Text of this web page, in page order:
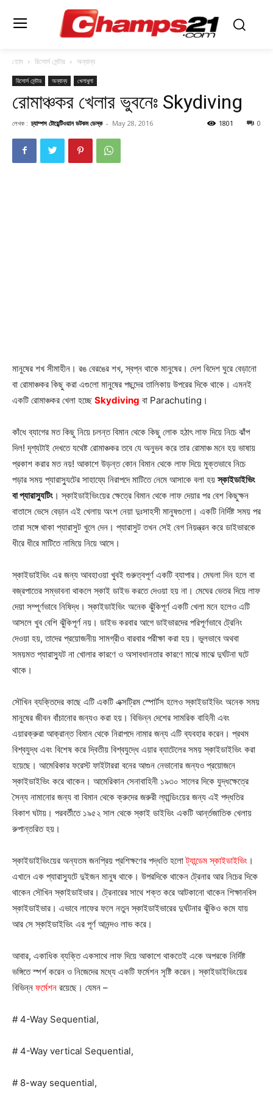
হোম রিসোর্স সেন্টার অন্যান্য
রিসোর্স সেন্টার অন্যান্য খেলাধুলা
রোমাঞ্চকর খেলার ভুবনেঃ Skydiving
লেখক : চ্যাম্পস টোয়েন্টিওয়ান ডটকম ডেস্ক - May 28, 2016 0
1801
মানুষের শখ সীমাহীন। রঙ বেরঙের শখ, স্বপ্ন থাকে মানুষের। দেশ বিদেশ ঘুরে বেড়ানো
বা রোমাঞ্চকর কিছু করা এগুলো মানুষের পছন্দের তালিকায় উপরের দিকে থাকে। এমনই
একটি রোমাঞ্চকর খেলা হচ্ছে Skydiving বা Parachuting।
কাঁধে ব্যাগের মত কিছু নিয়ে চলন্ত বিমান থেকে কিছু লোক হঠাৎ লাফ দিয়ে নিচে ঝাঁপ
দিল! দৃশ্যটাই দেখতে যথেষ্ট রোমাঞ্চকর তবে যে অনুভব করে তার রোমাঞ্চ মনে হয় ভাষায়
প্রকাশ করার মত নয়! আকাশে উড়ন্ত কোন বিমান থেকে লাফ দিয়ে মুক্তভাবে নিচে
পড়ার সময় প্যারাস্যুটের সাহায্যে নিরাপদে মাটিতে নেমে আসাকে বলা হয়স্কাইডাইভিং
বা প্যারাস্যুটিং । স্কাইডাইভিংয়ের ক্ষেত্রে বিমান থেকে লাফ দেয়ার পর বেশ কিছুক্ষন
বাতাসে ভেসে বেড়ান এই খেলায় অংশ নেয়া দুঃসাহসী মানুষগুলো। একটি নির্দিষ্ট সময় পর
তারা সঙ্গে থাকা প্যারাসুট খুলে দেন। প্যারাসুট তখন সেই বেগ নিয়ন্ত্রন করে ডাইভারকে
ধীরে ধীরে মাটিতে নামিয়ে নিয়ে আসে।
স্কাইডাইভিং এর জন্য আবহাওয়া খুবই গুরুত্বপূর্ণ একটি ব্যাপার। মেঘলা দিন হলে বা
বজ্রপাতের সম্ভাবনা থাকলে স্কাই ডাইভ করতে দেওয়া হয় না। মেঘের ভেতর দিয়ে লাফ
দেয়া সম্পূর্ণভাবে নিষিদ্ধ। স্কাইডাইভিং অনেক ঝুঁকিপূর্ণ একটি খেলা মনে হলেও এটি
আসলে খুব বেশি ঝুঁকিপূর্ণ নয়। ডাইভ করবার আগে ডাইভারদের পরিপূর্ণভাবে ট্রেনিং
দেওয়া হয়, তাদের প্রয়োজনীয় সামগ্রীও বারবার পরীক্ষা করা হয়। ভুলভাবে অথবা
সময়মত প্যারাস্যুট না খোলার কারণে ও অসাবধানতার কারণে মাঝে মাঝে দুর্ঘটনা ঘটে
থাকে।
সৌখিন ব্যক্তিদের কাছে এটি একটি এক্সট্রিম স্পোর্টস হলেও স্কাইডাইভিং অনেক সময়
মানুষের জীবন বাঁচানোর জন্যও করা হয়। বিভিন্ন দেশের সামরিক বাহিনী এবং
এয়ারক্রুরা আক্রান্ত বিমান থেকে নিরাপদে নামার জন্য এটি ব্যবহার করেন। প্রথম
বিশ্বযুদ্ধ এবং বিশেষ করে দ্বিতীয় বিশ্বযুদ্ধে এয়ার ব্যাটেলের সময় স্কাইডাইভিং করা
হয়েছে। আমেরিকার ফরেস্ট ফাইটাররা বনের আগুন নেভানোর জন্যও প্রয়োজনে
স্কাইডাইভিং করে থাকেন। আমেরিকান সেনাবাহিনী ১৯৩০ সালের দিকে যুদ্ধক্ষেত্রে
সৈন্য নামানোর জন্য বা বিমান থেকে ক্রুদের জরুরী ল্যান্ডিংয়ের জন্য এই পদ্ধতির
বিকাশ ঘটায়। পরবর্তীতে ১৯৫২ সাল থেকে স্কাই ডাইভিং একটি আর্ন্তজাতিক খেলায়
রুপান্তরিত হয়।
স্কাইডাইভিংয়ের অন্যতম জনপ্রিয় প্রশিক্ষণের পদ্ধতি হলোট্যান্ডেম স্কাইডাইভিং ।
এখানে এক প্যারাস্যুটে দুইজন মানুষ থাকে। উপরদিকে থাকেন ট্রেনার আর নিচের দিকে
থাকেন সৌখিন স্কাইডাইভার। ট্রেনারের সাথে শক্ত করে আটকানো থাকেন শিক্ষানবিস
স্কাইডাইভার। এভাবে লাফের ফলে নতুন স্কাইডাইভারের দুর্ঘটনার ঝুঁকিও কমে যায়
আর সে স্কাইডাইভিং এর পূর্ণ আনন্দও লাভ করে।
আবার, একাধিক ব্যক্তি একসাথে লাফ দিয়ে আকাশে থাকতেই একে অপরকে নির্দিষ্ট
ভঙ্গিতে স্পর্শ করেন ও নিজেদের মধ্যে একটি ফর্মেশন সৃষ্টি করেন। স্কাইডাইভিংয়ের
বিভিন্ন ফর্মেশন রয়েছে। যেমন –
# 4-Way Sequential,
# 4-Way vertical Sequential,
# 8-way sequential,